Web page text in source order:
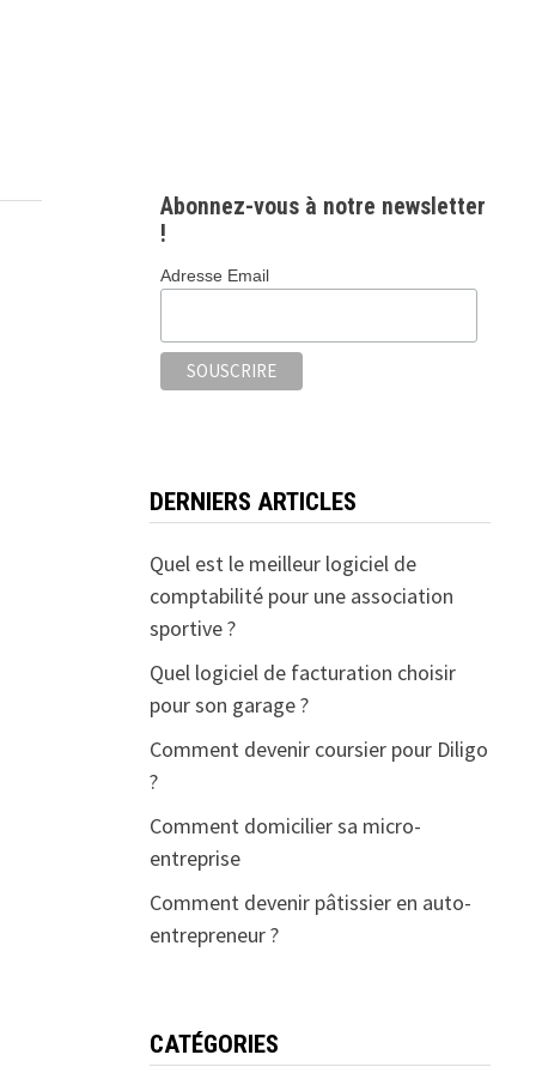
Abonnez-vous à notre newsletter
!
Adresse Email
DERNIERS ARTICLES
Quel est le meilleur logiciel de
comptabilité pour une association
sportive ?
Quel logiciel de facturation choisir
pour son garage ?
Comment devenir coursier pour Diligo
?
Comment domicilier sa micro-
entreprise
Comment devenir pâtissier en auto-
entrepreneur ?
CATÉGORIES